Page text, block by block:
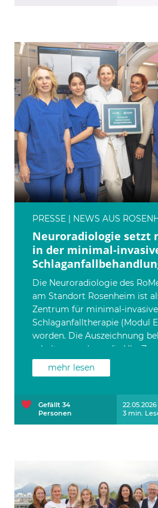
PRESSE | NEWS AUS
Neuroradiologie setzt
in der
Die Neuroradiologie des
am Standort Rosenheim ist
Zentrum für minimal-invasive
Schlaganfalltherapie (Modul
worden. Die Auszeichnung
erhalten rund um die Uhr
mechanischer
kathetergestützten Verfahren
Das Siegel beinhaltet zudem
Ausbildungsbefugnis zum
künftige Spezialistinnen und
mehr lesen
22.05.2026
3 min.
Gefällt 34
Personen